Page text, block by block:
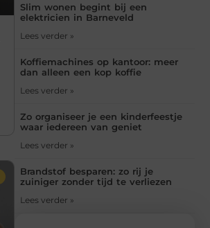
Slim wonen begint bij een
elektricien in Barneveld
Lees verder »
Koffiemachines op kantoor: meer
dan alleen een kop koffie
Lees verder »
Zo organiseer je een kinderfeestje
waar iedereen van geniet
Lees verder »
Brandstof besparen: zo rij je
zuiniger zonder tijd te verliezen
Lees verder »